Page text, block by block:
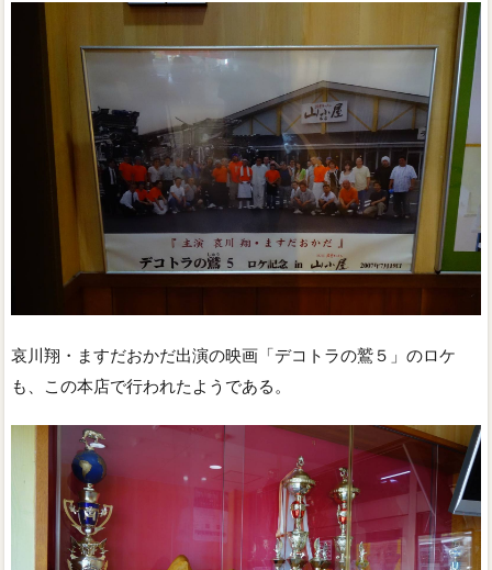
哀川翔・ますだおかだ出演の映画「デコトラの鷲５」のロケ
も、この本店で行われたようである。